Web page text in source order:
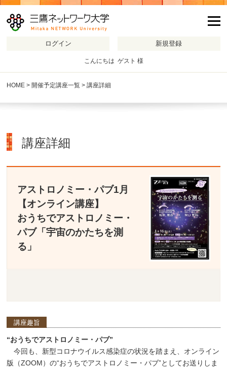
こんにちは ゲスト 様
HOME > 開催予定講座一覧 > 講座詳細
講座詳細
アストロノミー・パブ1月
【オンライン講座】
おうちでアストロノミー・
パブ「宇宙のかたちを測
る」
講座趣旨
“おうちでアストロノミー・パブ”
今回も、新型コロナウイルス感染症の状況を踏まえ、オンライン
版（ZOOM）の“おうちでアストロノミー・パブ”としてお送りしま